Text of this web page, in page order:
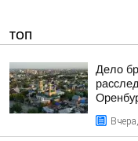
ТОП
Дело